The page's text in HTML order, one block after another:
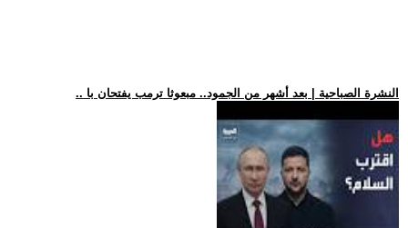
.. النشرة الصباحية | بعد أشهر من الجمود.. مبعوثا ترمب يفتحان با